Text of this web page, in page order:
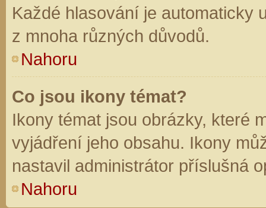
Každé hlasování je automaticky
z mnoha různých důvodů.
Nahoru
Co jsou ikony témat?
Ikony témat jsou obrázky, které
vyjádření jeho obsahu. Ikony
nastavil administrátor příslušná
Nahoru